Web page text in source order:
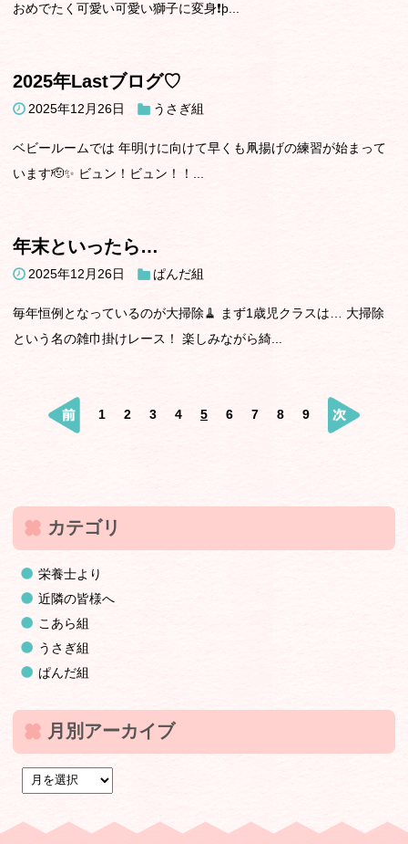
おめでたく可愛い可愛い獅子に変身❗þ...
2025年Lastブログ♡
2025年12月26日 うさぎ組
ベビールームでは 年明けに向けて早くも凧揚げの練習が始まって
います🫡✨ ビュン！ビュン！！...
年末といったら…
2025年12月26日 ぱんだ組
毎年恒例となっているのが大掃除🧹 まず1歳児クラスは… 大掃除
という名の雑巾掛けレース！ 楽しみながら綺...
1 2 3 4 5 6 7 8 9
カテゴリ
栄養士より
近隣の皆様へ
こあら組
うさぎ組
ぱんだ組
月別アーカイブ